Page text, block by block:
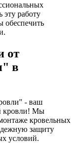
эту работу
обеспечить
от
в
- ваш
кровли! Мы
кровельных
защиту
условий.